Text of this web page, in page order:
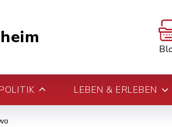
LEBEN & ERLEBEN